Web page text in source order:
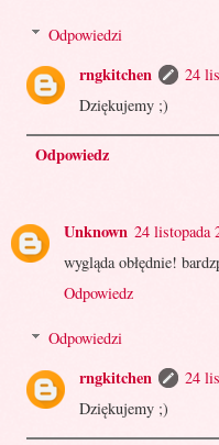
Odpowiedzi
rngkitchen
24
Dziękujemy ;)
Odpowiedz
Unknown 24 listopada
wygląda obłędnie!
Odpowiedz
Odpowiedzi
rngkitchen
24
Dziękujemy ;)